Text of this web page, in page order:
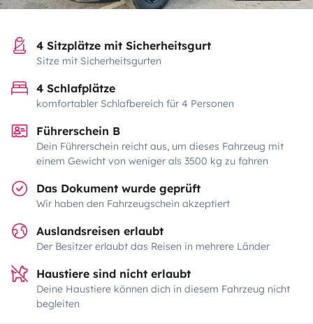
4 Sitzplätze mit Sicherheitsgurt
Sitze mit Sicherheitsgurten
4 Schlafplätze
komfortabler Schlafbereich für 4 Personen
Führerschein B
Dein Führerschein reicht aus, um dieses Fahrzeug mit
einem Gewicht von weniger als 3500 kg zu fahren
Das Dokument wurde geprüft
Wir haben den Fahrzeugschein akzeptiert
Auslandsreisen erlaubt
Der Besitzer erlaubt das Reisen in mehrere Länder
Haustiere sind nicht erlaubt
Deine Haustiere können dich in diesem Fahrzeug nicht
begleiten